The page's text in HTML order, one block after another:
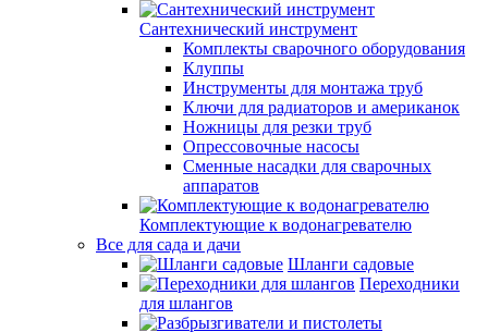
Сантехнический инструмент
Комплекты сварочного оборудования
Клуппы
Инструменты для монтажа труб
Ключи для радиаторов и американок
Ножницы для резки труб
Опрессовочные насосы
Сменные насадки для сварочных
аппаратов
Комплектующие к водонагревателю
Все для сада и дачи
Шланги садовые
Переходники
для шлангов